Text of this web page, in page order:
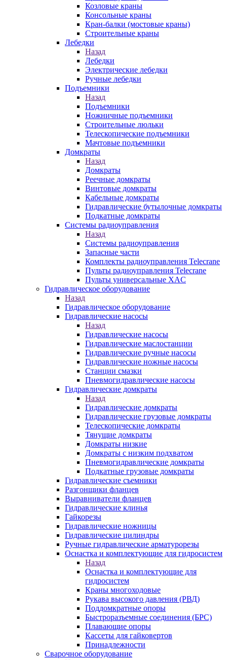
Козловые краны
Консольные краны
Кран-балки (мостовые краны)
Строительные краны
Лебедки
Назад
Лебедки
Электрические лебедки
Ручные лебедки
Подъемники
Назад
Подъемники
Ножничные подъемники
Строительные люльки
Телескопические подъемники
Мачтовые подъемники
Домкраты
Назад
Домкраты
Реечные домкраты
Винтовые домкраты
Кабельные домкраты
Гидравлические бутылочные домкраты
Подкатные домкраты
Системы радиоуправления
Назад
Системы радиоуправления
Запасные части
Комплекты радиоуправления Telecrane
Пульты радиоуправления Telecrane
Пульты универсальные XAC
Гидравлическое оборудование
Назад
Гидравлическое оборудование
Гидравлические насосы
Назад
Гидравлические насосы
Гидравлические маслостанции
Гидравлические ручные насосы
Гидравлические ножные насосы
Станции смазки
Пневмогидравлические насосы
Гидравлические домкраты
Назад
Гидравлические домкраты
Гидравлические грузовые домкраты
Телескопические домкраты
Тянущие домкраты
Домкраты низкие
Домкраты с низким подхватом
Пневмогидравлические домкраты
Подкатные грузовые домкраты
Гидравлические съемники
Разгонщики фланцев
Выравниватели фланцев
Гидравлические клинья
Гайкорезы
Гидравлические ножницы
Гидравлические цилиндры
Ручные гидравлические арматурорезы
Оснастка и комплектующие для гидросистем
Назад
Оснастка и комплектующие для
гидросистем
Краны многоходовые
Рукава высокого давления (РВД)
Поддомкратные опоры
Быстроразъемные соединения (БРС)
Плавающие опоры
Кассеты для гайковертов
Принадлежности
Сварочное оборудование